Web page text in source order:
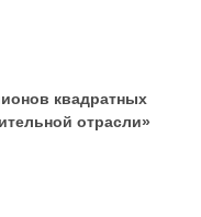
квадратных
отрасли»